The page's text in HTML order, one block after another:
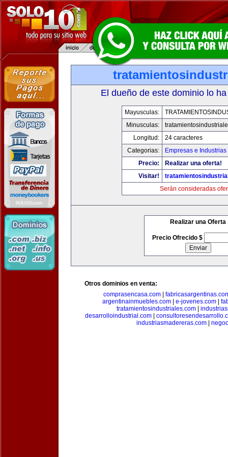
El dueño de este dominio lo
Mayusculas:
Minusculas:
Longitud:
24 caracteres
Categorias:
Empresas e Industrias
Precio:
Realizar una oferta!
Visitar!
Serán consideradas
Realizar una Oferta
Precio Ofrecido $
Otros dominios en venta:
comprasencasa.com|
argentinainmuebles.com| e-jovenes.com|
tratamientosindustriales.com
desarrolloindustrial.com|
industriasmadereras.com|